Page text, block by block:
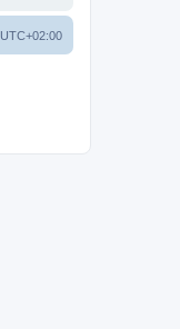
UTC+02:00